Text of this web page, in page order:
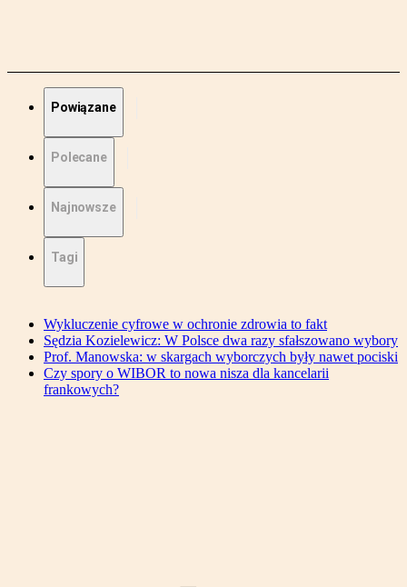
Powiązane
Polecane
Najnowsze
Tagi
Wykluczenie cyfrowe w ochronie zdrowia to fakt
Sędzia Kozielewicz: W Polsce dwa razy sfałszowano wybory
Prof. Manowska: w skargach wyborczych były nawet pociski
Czy spory o WIBOR to nowa nisza dla kancelarii
frankowych?